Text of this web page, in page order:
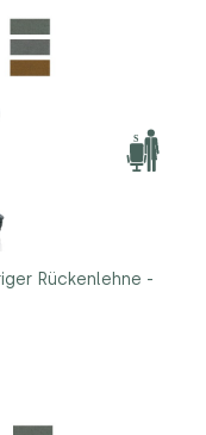
Rückenlehne -